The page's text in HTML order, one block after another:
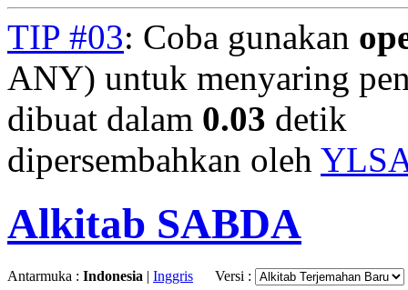
TIP #03: Coba gunakan
ANY) untuk menyaring
dibuat dalam 0.03 detik
dipersembahkan oleh
Alkitab SABDA
Antarmuka : Indonesia | Inggris Versi :